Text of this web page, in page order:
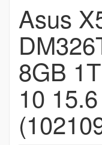
Asus
8GB
10